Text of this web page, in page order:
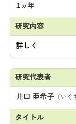
1ヵ年
詳しく
井口 亜希子 （いぐ